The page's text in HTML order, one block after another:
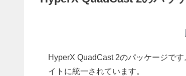
HyperX QuadCast 2のパッケージで
イトに統一されています。